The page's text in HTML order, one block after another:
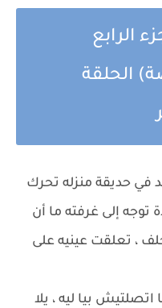
الرابع
الحلقة
في حديقة منزله تحرك
توجه إلى غرفته ما أن
، تعلقت عينيه على
اتصلتيش بيا ليه ، يلا